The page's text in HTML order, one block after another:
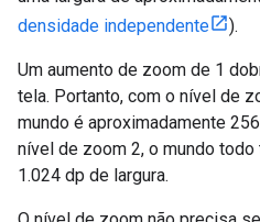
densidade independente
).
Um aumento de zoom de 1
tela. Portanto, com o nível de
mundo é aproximadamente
nível de zoom 2, o mundo
1.024 dp de largura.